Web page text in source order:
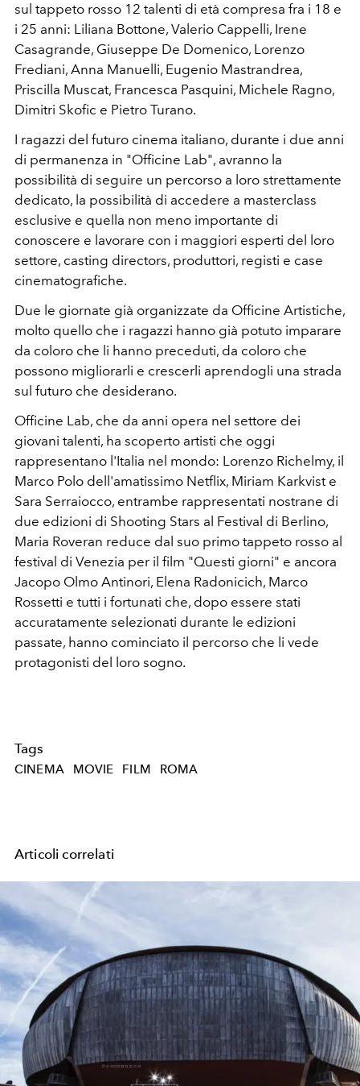
sul tappeto rosso 12 talenti di età compresa fra i 18 e
i 25 anni: Liliana Bottone, Valerio Cappelli, Irene
Casagrande, Giuseppe De Domenico, Lorenzo
Frediani, Anna Manuelli, Eugenio Mastrandrea,
Priscilla Muscat, Francesca Pasquini, Michele Ragno,
Dimitri Skofic e Pietro Turano.
I ragazzi del futuro cinema italiano, durante i due anni
di permanenza in "Officine Lab", avranno la
possibilità di seguire un percorso a loro strettamente
dedicato, la possibilità di accedere a masterclass
esclusive e quella non meno importante di
conoscere e lavorare con i maggiori esperti del loro
settore, casting directors, produttori, registi e case
cinematografiche.
Due le giornate già organizzate da Officine Artistiche,
molto quello che i ragazzi hanno già potuto imparare
da coloro che li hanno preceduti, da coloro che
possono migliorarli e crescerli aprendogli una strada
sul futuro che desiderano.
Officine Lab, che da anni opera nel settore dei
giovani talenti, ha scoperto artisti che oggi
rappresentano l'Italia nel mondo: Lorenzo Richelmy, il
Marco Polo dell'amatissimo Netflix, Miriam Karkvist e
Sara Serraiocco, entrambe rappresentati nostrane di
due edizioni di Shooting Stars al Festival di Berlino,
Maria Roveran reduce dal suo primo tappeto rosso al
festival di Venezia per il film "Questi giorni" e ancora
Jacopo Olmo Antinori, Elena Radonicich, Marco
Rossetti e tutti i fortunati che, dopo essere stati
accuratamente selezionati durante le edizioni
passate, hanno cominciato il percorso che li vede
protagonisti del loro sogno.
Tags
CINEMA MOVIE FILM ROMA
Articoli correlati